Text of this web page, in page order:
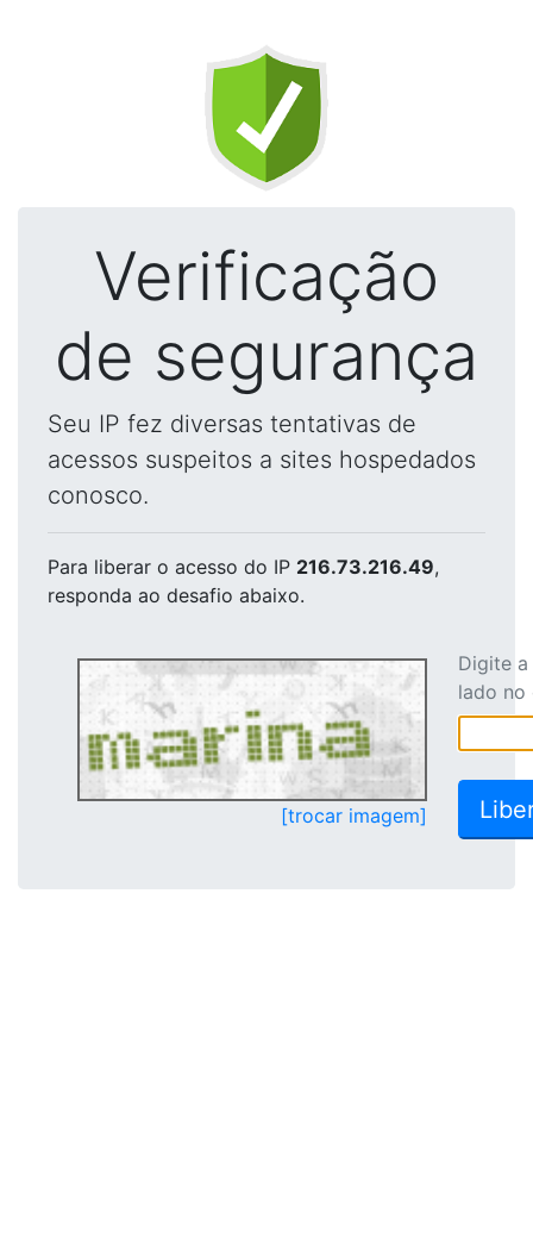
Verificação
de segurança
Seu IP fez diversas tentativas de
acessos suspeitos a sites hospedados
conosco.
Para liberar o acesso do IP 216.73.216.49,
responda ao desafio abaixo.
[trocar imagem]
Digite
lado no